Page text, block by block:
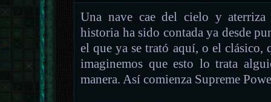
Una nave cae del cielo y
historia ha sido contada ya desde
el que ya se trató aquí, o el clásico,
imaginemos que esto lo trata
manera. Así comienza Supreme